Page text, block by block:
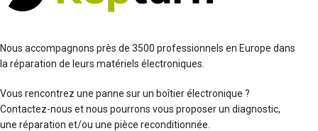
Nous accompagnons près de 3500 professionnels en Europe dans
la réparation de leurs matériels électroniques.
Vous rencontrez une panne sur un boîtier électronique ?
Contactez-nous et nous pourrons vous proposer un diagnostic,
une réparation et/ou une pièce reconditionnée.